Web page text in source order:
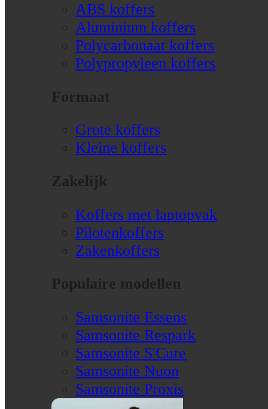
ABS koffers
Aluminium koffers
Polycarbonaat koffers
Polypropyleen koffers
Formaat
Grote koffers
Kleine koffers
Zakelijk
Koffers met laptopvak
Pilotenkoffers
Zakenkoffers
Populaire modellen
Samsonite Essens
Samsonite Respark
Samsonite S'Cure
Samsonite Nuon
Samsonite Proxis